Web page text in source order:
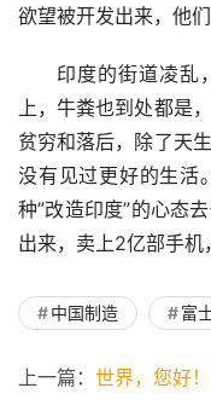
欲望被开发出来，他
印度的街道凌乱
上，牛粪也到处都是
贫穷和落后，除了天
没有见过更好的生活
种”改造印度”的心态
出来，卖上2亿部手机
中国制造 富
上一篇： 世界，您好！